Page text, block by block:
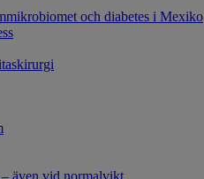
och diabetes i Mexiko
även vid normalvikt